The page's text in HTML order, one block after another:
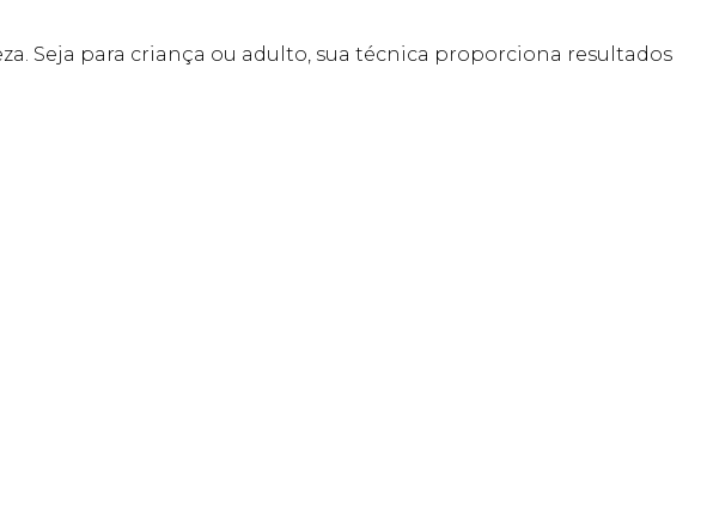
Seja para criança ou adulto, sua técnica proporciona resultados